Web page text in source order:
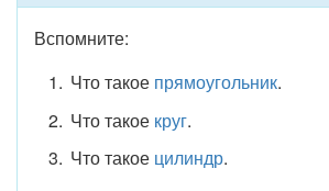
Вспомните:
Что такое прямоугольник.
Что такое круг.
Что такое цилиндр.